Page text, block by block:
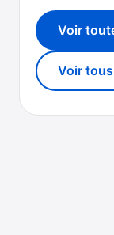
Voir
Voir